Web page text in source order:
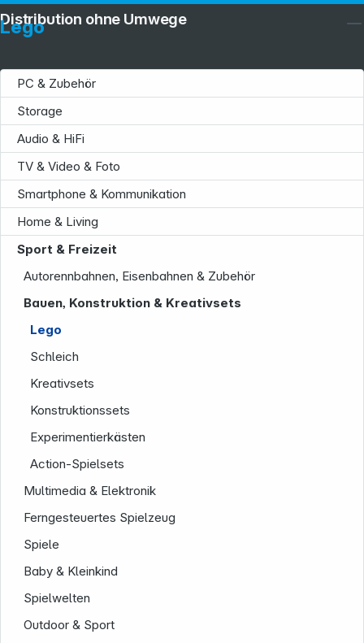
Lego
PC & Zubehör
Storage
Audio & HiFi
TV & Video & Foto
Smartphone & Kommunikation
Home & Living
Sport & Freizeit
Autorennbahnen, Eisenbahnen & Zubehör
Bauen, Konstruktion & Kreativsets
Lego
Schleich
Kreativsets
Konstruktionssets
Experimentierkästen
Action-Spielsets
Multimedia & Elektronik
Ferngesteuertes Spielzeug
Spiele
Baby & Kleinkind
Spielwelten
Outdoor & Sport
Distribution ohne Umwege
Service